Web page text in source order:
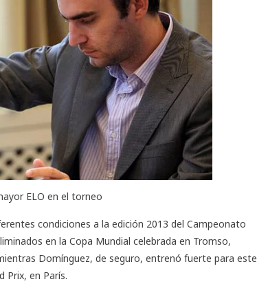
ELO en el torneo
condiciones a la edición 2013 del Campeonato
en la Copa Mundial celebrada en Tromso,
Domínguez, de seguro, entrenó fuerte para este
Prix, en París.